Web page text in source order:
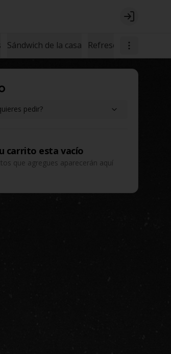
Login
Sándwich de la casa Refrescos
pedir?
carrito esta vacío
que agregues aparecerán aquí